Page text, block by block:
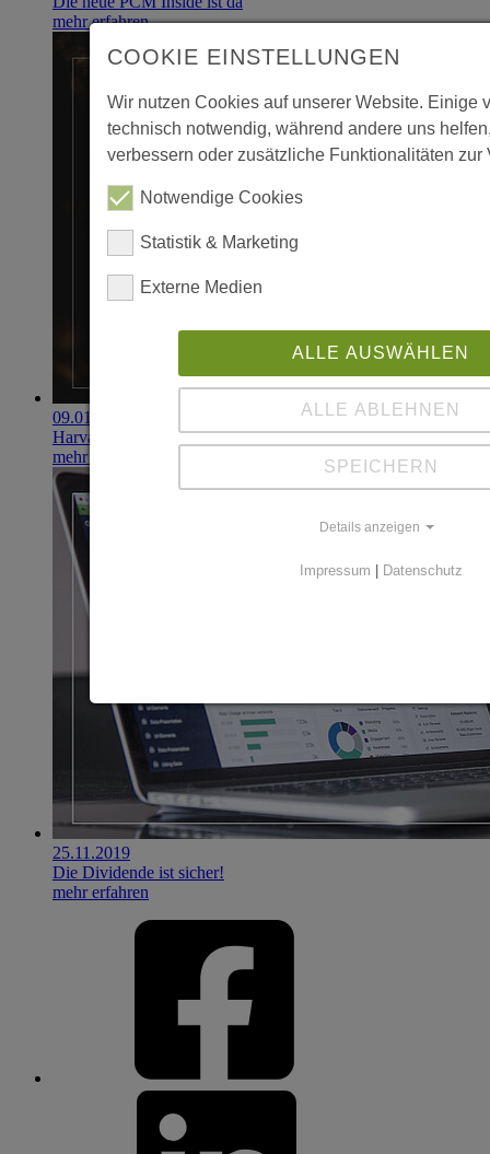
mehr erfahren
09.01.2020
Harvard-Forscher rechnen mit 2% Negativzinsen
mehr erfahren
25.11.2019
Die Dividende ist sicher!
mehr erfahren
COOKIE EINSTELLUNGEN
Wir nutzen Cookies auf unserer Website. Einige
technisch notwendig, während andere uns
verbessern oder zusätzliche Funktionalitäten zur
Notwendige Cookies
Statistik & Marketing
Externe Medien
ALLE AUSWÄHLEN
ALLE ABLEHNEN
SPEICHERN
Details anzeigen
Impressum Datenschutz